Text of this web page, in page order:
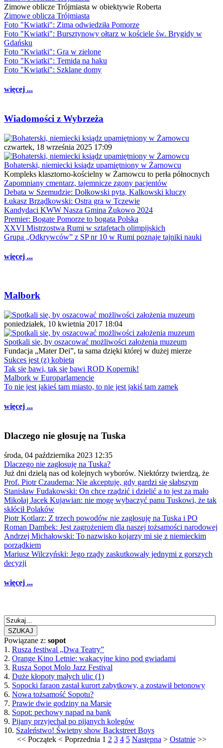
Zimowe oblicze Trójmiasta w obiektywie Roberta
Zimowe oblicza Trójmiasta
Foto "Kwiatki": Zima odwiedziła Pomorze
Foto "Kwiatki": Bursztynowy ołtarz w kościele św. Brygidy w
Gdańsku
Foto "Kwiatki": Gra w zielone
Foto "Kwiatki": Temida na haku
Foto "Kwiatki": Szklane domy
więcej ...
Wiadomości z Wybrzeża
czwartek, 18 września 2025 17:09
Bohaterski, niemiecki ksiądz upamiętniony w Żarnowcu
Kompleks klasztorno-kościelny w Żarnowcu to perła północnych
Zapomniany cmentarz, tajemnicze zgony pacjentów
Debata w Szemudzie: Dołkowski pyta, Kalkowski kluczy
Łukasz Brządkowski: Ostra gra w Tczewie
Kandydaci KWW Nasza Gmina Żukowo 2024
Premier: Bogate Pomorze to bogata Polska
XXVI Mistrzostwa Rumi w sztafetach olimpijskich
Grupa „Odkrywców” z SP nr 10 w Rumi poznaje tajniki nauki
więcej ...
Malbork
poniedziałek, 10 kwietnia 2017 18:04
Spotkali się, by oszacować możliwości założenia muzeum
Fundacja „Mater Dei”, ta sama dzięki której w dużej mierze
Sukces jest (z) kobietą
Tak się bawi, tak się bawi ROD Kopernik!
Malbork w Europarlamencie
To nie jest jakieś tam miasto, to nie jest jakiś tam zamek
więcej ...
Dlaczego nie głosuję na Tuska
środa, 04 października 2023 12:35
Dlaczego nie zagłosuję na Tuska?
Już dni dzielą nas od kolejnych wyborów. Niektórzy twierdzą, że
Prof. Piotr Czauderna: Nie akceptuję, gdy gardzi się słabszym
Stanisław Fudakowski: On chce rządzić i dzielić a to jest za mało
Mikołaj Jacek Kujawian: nie mogę wybaczyć panu Tuskowi, że tak
skłócił Polaków
Piotr Kotlarz: Z trzech powodów nie zagłosuję na Tuska i PO
Roman Dambek: Jest zagrożeniem dla naszej tożsamości narodowej
Andrzej Michałowski: To nazwisko kojarzy mi się z niemieckim
porządkiem
Mariusz Wilczyński: Jego rządy zaskutkowały jednymi z gorszych
decyzji
więcej ...
SZUKAJ
Powiązane z: sopot
1. Rusza festiwal „Dwa Teatry”
2. Orange Kino Letnie: wakacyjne kino pod gwiadami
3. Rusza Sopot Molo Jazz Festival
4. Duże kłopoty małych ulic (1)
5. Sopocki faraon zastał kurort zabytkowy, a zostawił betonowy
6. Nowa tożsamość Sopotu?
7. Prawie dwie godziny na Marsie
8. Sopot: pechowy napad na bank
9. Pijany przyjechał po pijanych kolegów
10. Szaleństwo! Świetny show Backstreet Boys
<< Początek< Poprzednia 1 2 3 4 5 Następna > Ostatnie>>